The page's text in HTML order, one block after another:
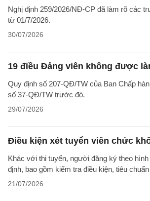
Nghị định 259/2026/NĐ-CP đã làm rõ các
từ 01/7/2026.
30/07/2026
19 điều Đảng viên không được
Quy định số 207-QĐ/TW của Ban Chấp
số 37-QĐ/TW trước đó.
29/07/2026
Điều kiện xét tuyển viên chức
Khác với thi tuyển, người đăng ký theo
định, bao gồm kiểm tra điều kiện, tiêu
21/07/2026